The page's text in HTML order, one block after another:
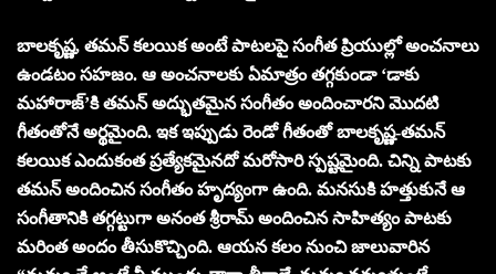
బాలకృష్ణ, తమన్ కలయిక అంటే పాటలపై సంగీత ప్రియుల్లో అంచనాలు
ఉండటం సహజం. ఆ అంచనాలకు ఏమాత్రం తగ్గకుండా ‘డాకు
మహారాజ్’కి తమన్ అద్భుతమైన సంగీతం అందించారని మొదటి
గీతంతోనే అర్థమైంది. ఇక ఇప్పుడు రెండో గీతంతో బాలకృష్ణ-తమన్
కలయిక ఎందుకంత ప్రత్యేకమైనదో మరోసారి స్పష్టమైంది. చిన్ని పాటకు
తమన్ అందించిన సంగీతం హృద్యంగా ఉంది. మనసుకి హత్తుకునే ఆ
సంగీతానికి తగ్గట్టుగా అనంత శ్రీరామ్ అందించిన సాహిత్యం పాటకు
మరింత అందం తీసుకొచ్చింది. ఆయన కలం నుంచి జాలువారిన